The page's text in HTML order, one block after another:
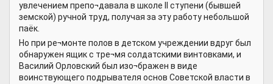
увлечением препо¬давала в школе II ступени (бывшей
земской) ручной труд, получая за эту работу небольшой
паёк.
Но при ре¬монте полов в детском учреждении вдруг был
обнаружен ящик с тре¬мя солдатскими винтовками, и
Василий Орловский был изо¬бражен в виде
воинствующего подрывателя основ Советской власти в